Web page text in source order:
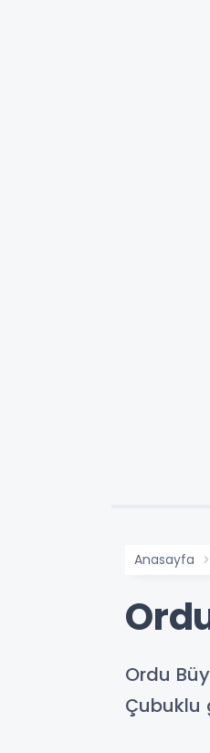
Anasayfa
Ordu
Çubuklu